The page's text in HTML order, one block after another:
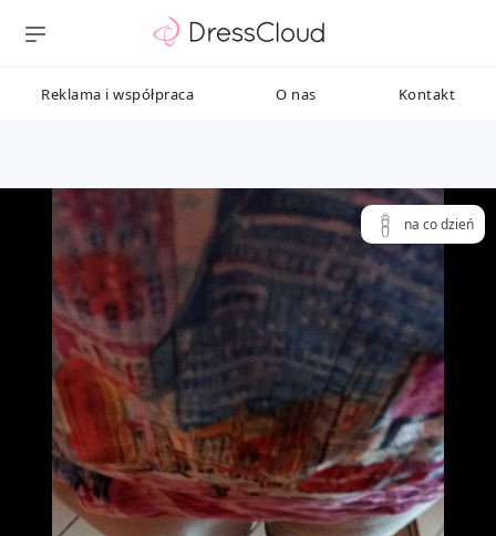
Reklama i współpraca O nas Kontakt
na co dzień